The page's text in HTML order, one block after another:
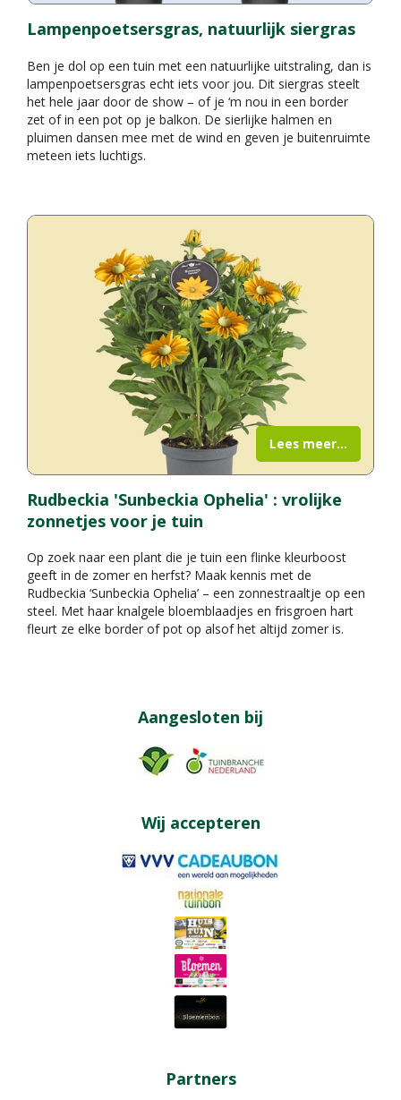
Lampenpoetsersgras, natuurlijk siergras
Ben je dol op een tuin met een natuurlijke uitstraling, dan is
lampenpoetsersgras echt iets voor jou. Dit siergras steelt
het hele jaar door de show – of je ‘m nou in een border
zet of in een pot op je balkon. De sierlijke halmen en
pluimen dansen mee met de wind en geven je buitenruimte
meteen iets luchtigs.
Rudbeckia 'Sunbeckia Ophelia' : vrolijke
zonnetjes voor je tuin
Op zoek naar een plant die je tuin een flinke kleurboost
geeft in de zomer en herfst? Maak kennis met de
Rudbeckia ‘Sunbeckia Ophelia’ – een zonnestraaltje op een
steel. Met haar knalgele bloemblaadjes en frisgroen hart
fleurt ze elke border of pot op alsof het altijd zomer is.
Lees meer...
Aangesloten bij
Wij accepteren
Partners